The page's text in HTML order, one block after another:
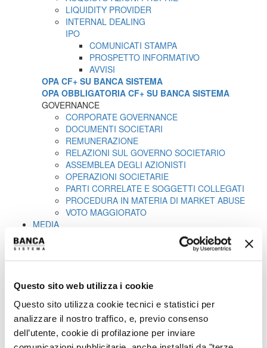
Questo sito web utilizza i cookie
Questo sito utilizza cookie tecnici e statistici per
analizzare il nostro traffico, e, previo consenso
dell’utente, cookie di profilazione per inviare
LIQUIDITY PROVIDER
INTERNAL DEALING
IPO
COMUNICATI STAMPA
PROSPETTO INFORMATIVO
AVVISI
OPA CF+ SU BANCA SISTEMA
OPA OBBLIGATORIA CF+ SU BANCA SISTEMA
GOVERNANCE
CORPORATE GOVERNANCE
DOCUMENTI SOCIETARI
REMUNERAZIONE
RELAZIONI SUL GOVERNO SOCIETARIO
ASSEMBLEA DEGLI AZIONISTI
OPERAZIONI SOCIETARIE
PARTI CORRELATE E SOGGETTI COLLEGATI
PROCEDURA IN MATERIA DI MARKET ABUSE
VOTO MAGGIORATO
MEDIA
CONTATTI
presente sito internet, si prega di leggere e accettare l'informativa
legale qui sotto riportata.
Le informazioni e i documenti contenuti in questa sezione del
presente sito non sono e non potranno essere considerati
destinati a soggetti residenti (o domiciliati o che comunque si